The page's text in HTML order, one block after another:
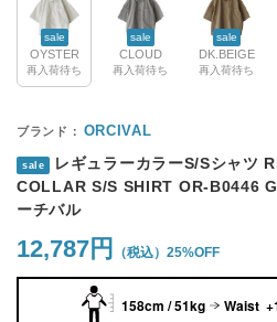
sale
OYSTER
再入荷待ち
sale
CLOUD
再入荷待ち
sale
DK.BEIGE
再入荷待ち
ORCIVAL
sale
レギュラーカラーS/Sシャツ
COLLAR S/S SHIRT OR-B0446
ーチバル
12,787円 25%OFF
158cm / 51kg Waist